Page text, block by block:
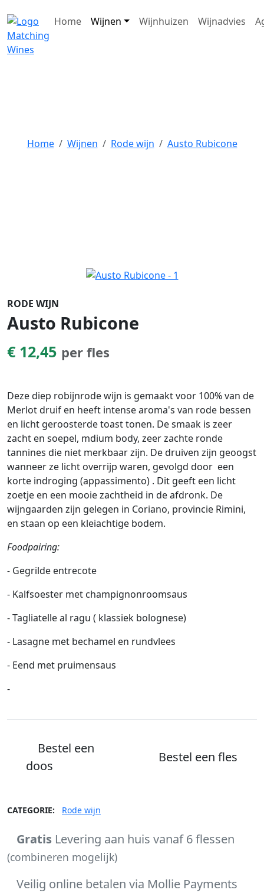
Home Wijnen Wijnhuizen Wijnadvies
Home Wijnen Rode wijn Austo Rubicone
RODE WIJN
Austo Rubicone
€ 12,45 per fles
Deze diep robijnrode wijn is gemaakt voor 100% van de
Merlot druif en heeft intense aroma's van rode bessen
en licht geroosterde toast tonen. De smaak is zeer
zacht en soepel, mdium body, zeer zachte ronde
tannines die niet merkbaar zijn. De druiven zijn geoogst
wanneer ze licht overrijp waren, gevolgd door een
korte indroging (appassimento) . Dit geeft een licht
zoetje en een mooie zachtheid in de afdronk. De
wijngaarden zijn gelegen in Coriano, provincie Rimini,
en staan op een kleiachtige bodem.
Foodpairing:
- Gegrilde entrecote
- Kalfsoester met champignonroomsaus
- Tagliatelle al ragu ( klassiek bolognese)
- Lasagne met bechamel en rundvlees
- Eend met pruimensaus
-
Bestel een
doos
Bestel een fles
CATEGORIE: Rode wijn
Gratis Levering aan huis vanaf 6 flessen
(combineren mogelijk)
Veilig online betalen via Mollie Payments